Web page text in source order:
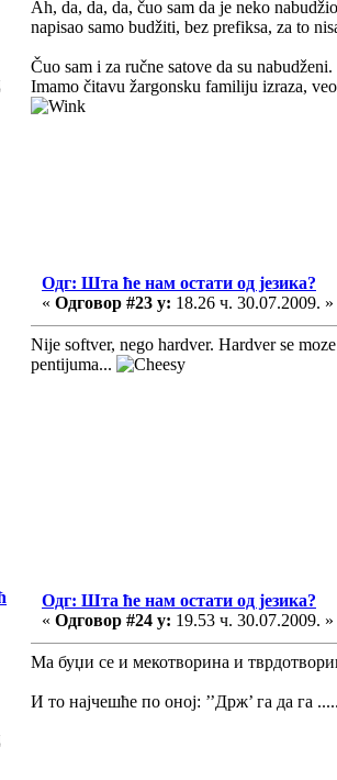
Ah, da, da, da, čuo sam da je neko
napisao samo budžiti, bez prefiksa, za to
Čuo sam i za ručne satove da su
Imamo čitavu žargonsku familiju izraza,
Одг: Шта ће нам остати од језика?
« Одговор #23 у: 18.26 ч. 30.07.2009. »
Nije softver, nego hardver. Hardver se
pentijuma...
Одг: Шта ће нам остати од језика?
« Одговор #24 у: 19.53 ч. 30.07.2009. »
Ма буџи се и мекотворина и
И то најчешће по оној: ’’Држ’ га да га